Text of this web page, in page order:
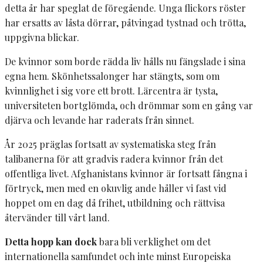
detta år har speglat de föregående. Unga flickors röster
har ersatts av låsta dörrar, påtvingad tystnad och trötta,
uppgivna blickar.
De kvinnor som borde rädda liv hålls nu fängslade i sina
egna hem. Skönhetssalonger har stängts, som om
kvinnlighet i sig vore ett brott. Lärcentra är tysta,
universiteten bortglömda, och drömmar som en gång var
djärva och levande har raderats från sinnet.
År 2025 präglas fortsatt av systematiska steg från
talibanerna för att gradvis radera kvinnor från det
offentliga livet. Afghanistans kvinnor är fortsatt fångna i
förtryck, men med en okuvlig ande håller vi fast vid
hoppet om en dag då frihet, utbildning och rättvisa
återvänder till vårt land.
Detta hopp kan dockbara bli verklighet om det
internationella samfundet och inte minst Europeiska